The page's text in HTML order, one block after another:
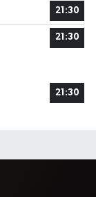
21:30
21:30
21:30